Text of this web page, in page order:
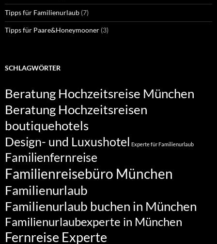
Tipps für Familienurlaub (7)
Tipps für Paare&Honeymooner (3)
SCHLAGWÖRTER
Beratung Hochzeitsreise München
Beratung Hochzeitsreisen
boutiquehotels
Design- und Luxushotel Experte für Familienurlaub
Familienfernreise
Familienreisebüro München
Familienurlaub
Familienurlaub buchen in München
Familienurlaubexperte in München
Fernreise Experte